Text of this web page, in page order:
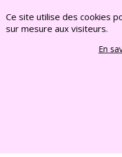
2022 FRANCE
Ce site utilise des cookies
sur mesure aux visiteurs.
En